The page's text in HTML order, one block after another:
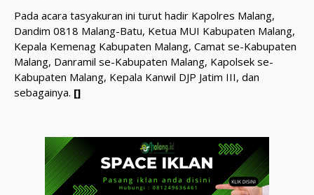
Pada acara tasyakuran ini turut hadir Kapolres Malang,
Dandim 0818 Malang-Batu, Ketua MUI Kabupaten Malang,
Kepala Kemenag Kabupaten Malang, Camat se-Kabupaten
Malang, Danramil se-Kabupaten Malang, Kapolsek se-
Kabupaten Malang, Kepala Kanwil DJP Jatim III, dan
sebagainya. []